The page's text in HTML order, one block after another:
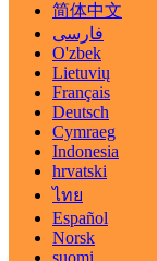
简体中文
فارسی
O'zbek
Lietuvių
Français
Deutsch
Cymraeg
Indonesia
hrvatski
ไทย
Español
Norsk
suomi